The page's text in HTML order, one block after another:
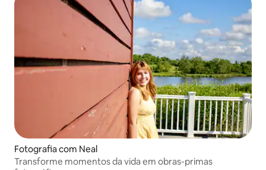
Fotografia com Neal
Transforme momentos da vida em obras-primas